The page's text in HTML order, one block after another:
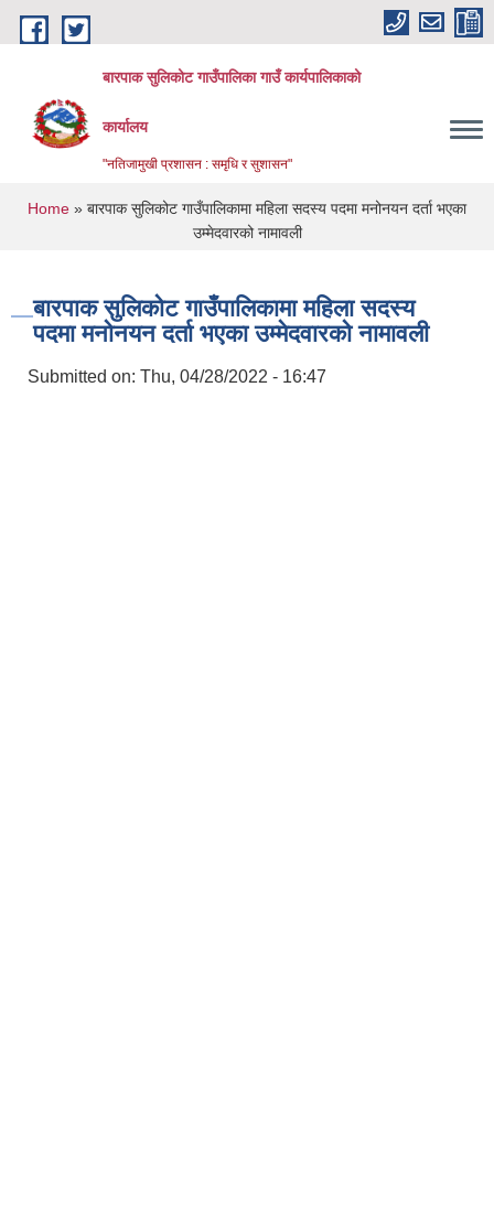
Skip to main content
बारपाक सुलिकोट गाउँपालिका गाउँ कार्यपालिकाको
कार्यालय
"नतिजामुखी प्रशासन : समृधि र सुशासन"
You are here
Home » बारपाक सुलिकोट गाउँपालिकामा महिला सदस्य पदमा मनोनयन दर्ता भएका
उम्मेदवारको नामावली
बारपाक सुलिकोट गाउँपालिकामा महिला सदस्य
पदमा मनोनयन दर्ता भएका उम्मेदवारको नामावली
Submitted on: Thu, 04/28/2022 - 16:47